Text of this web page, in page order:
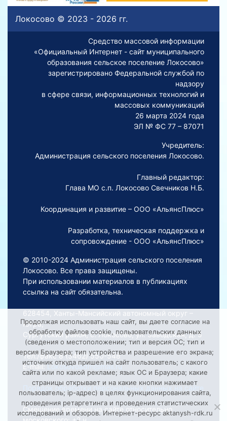
Локосово © 2023 - 2026 гг.
Средство массовой информации
«Официальный Интернет - сайт муниципального
образования сельское поселение Локосово»
зарегистрировано Федеральной службой по
надзору
в сфере связи, информационных технологий и
массовых коммуникаций
26 марта 2024 года
ЭЛ № ФС 77 – 87071
Учредитель:
Администрация сельского поселения Локосово.
Главный редактор:
Глава МО с.п. Локосово Свечников Н.Б.
Координация и развитие – ООО «АльянсПлюс»
Разработка, техническая поддержка и
сопровождение - ООО «АльянсПлюс»
© 2010-2024 Администрация сельского поселения
Локосово. Все права защищены.
При использовании материалов в публикациях
ссылка на сайт обязательна.
628454, Ханты-Мансийский автономный округ –
Югра,
Сургутский район, с. Локосово, ул. Заводская, д. 5
Тел./факс 8 (3462) 550-548
E-mail:Lokosovoadm@mail.ru
Порядок обработки персональных данных на сайте
Смещение времени на сайте относительно
Продолжая использовать наш сайт, вы даете согласие на
обработку файлов cookie, пользовательских данных
(сведения о местоположении; тип и версия ОС; тип и
версия Браузера; тип устройства и разрешение его экрана;
источник откуда пришел на сайт пользователь; с какого
сайта или по какой рекламе; язык ОС и Браузера; какие
страницы открывает и на какие кнопки нажимает
пользователь; ip-адрес) в целях функционирования сайта,
проведения ретаргетинга и проведения статистических
исследований и обзоров. Интернет-ресурс aktanysh-rdk.ru